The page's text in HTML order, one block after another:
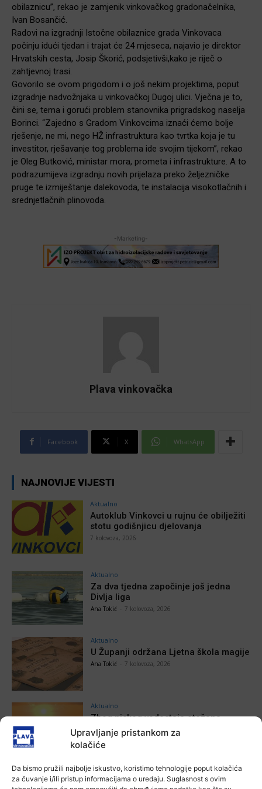
Upravljanje pristankom za
kolačiće
Da bismo pružili najbolje iskustvo, koristimo tehnologije poput kolačića
za čuvanje i/ili pristup informacijama o uređaju. Suglasnost s ovim
obilaznicu”, rekao je zamjenik vinkovačkog gradonačelnika,
Ivan Bosančić.
Radovi na izgradnji Istočne obilaznice grada Vinkovaca
počinju idući tjedan i trajat će 24 mjeseca, najavio je direktor
Hrvatskih cesta, Josip Škorić, podsjetivši,kako je riječ o
zahtjevnoj trasi.
Govorilo se ovom prigodom i o još nekim projektima, poput
izgradnje nadvožnjaka u vinkovačkoj Dugoj ulici. Vječna je to,
čini se, tema i gorući problem stanovnika prigradskog naselja
Borinci. “Zajedno s Gradom Vinkovcima iznaći ćemo bolje
rješenje, ne mi, nego HŽ infrastruktura kao tvrtka koja je tu
investitor, rješavanje tog problema ide svojim tijekom”, rekao
je Oleg Butković, ministar mora, prometa i infrastrukture. A to
podrazumijeva izgradnju novih prijelaza preko željezničke
pruge te izmiještanje dalekovoda, te instalacija visokotlačnih i
srednjetlačnih plinovoda.
-Marketing-
Plava vinkovačka
Facebook X WhatsApp
NAJNOVIJE VIJESTI
Aktualno
Autoklub Vinkovci u rujnu će obilježiti
stotu godišnjicu djelovanja
7 kolovoza, 2026
Aktualno
Za dva tjedna započinje još jedna
Divlja liga
Ana Tokić 7 kolovoza, 2026
Aktualno
U Županji održana Ljetna škola magije
Ana Tokić 7 kolovoza, 2026
Aktualno
Zbog niskog vodostaja otežana
plovidba na Dunavu
Ana Tokić -